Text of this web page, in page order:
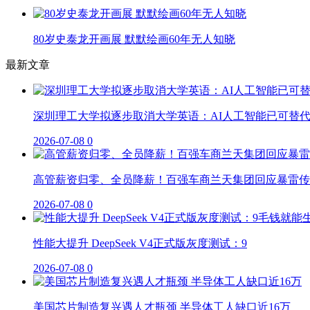
80岁史泰龙开画展 默默绘画60年无人知晓
最新文章
深圳理工大学拟逐步取消大学英语：AI人工智能已可替代
2026-07-08 0
高管薪资归零、全员降薪！百强车商兰天集团回应暴雷
2026-07-08 0
性能大提升 DeepSeek V4正式版灰度测试：9
2026-07-08 0
美国芯片制造复兴遇人才瓶颈 半导体工人缺口近16万